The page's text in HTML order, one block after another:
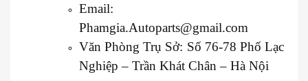
Email:
Phamgia.Autoparts@gmail.com
Văn Phòng Trụ Sở: Số 76-78 Phố Lạc
Nghiệp – Trần Khát Chân – Hà Nội